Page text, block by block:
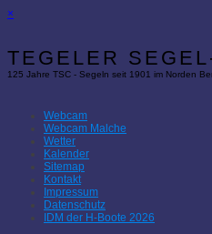
×
TEGELER
125 Jahre TSC - Segeln seit 1901 im Norden
Webcam
Webcam Malche
Wetter
Kalender
Sitemap
Kontakt
Impressum
Datenschutz
IDM der H-Boote 2026